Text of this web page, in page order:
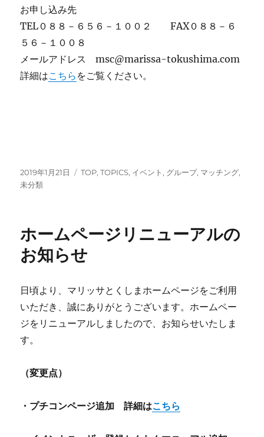
お申し込み先
TEL０８８－６５６－１００２ FAX０８８－６
５６－１００８
メールアドレス msc@marissa-tokushima.com
詳細はこちら をご覧ください。
投
稿
2019年1月21日
カ
TOP,TOPICS, イベント, グループ, マッチング,
未分類
ホームページリニューアルの
お知らせ
日頃より、マリッサとくしまホームページをご利用
いただき、誠にありがとうございます。ホームペー
ジをリニューアルしましたので、お知らせいたしま
す。
（変更点）
・プチコンページ追加 詳細はこちら